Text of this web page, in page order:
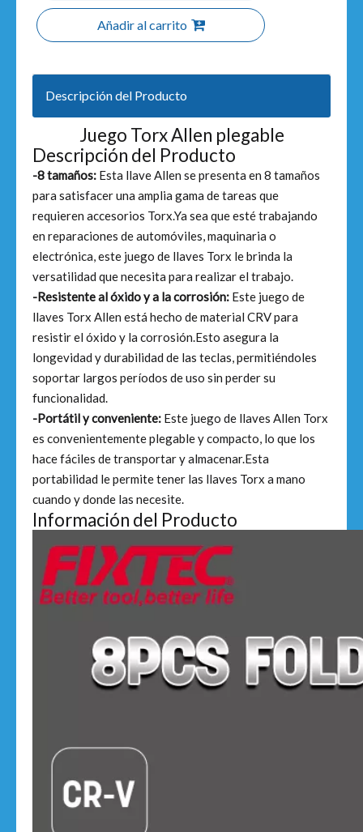
Añadir al carrito
Descripción del Producto
Juego Torx Allen plegable
Descripción del Producto
-8 tamaños: Esta llave Allen se presenta en 8 tamaños
para satisfacer una amplia gama de tareas que
requieren accesorios Torx.Ya sea que esté trabajando
en reparaciones de automóviles, maquinaria o
electrónica, este juego de llaves Torx le brinda la
versatilidad que necesita para realizar el trabajo.
-Resistente al óxido y a la corrosión: Este juego de
llaves Torx Allen está hecho de material CRV para
resistir el óxido y la corrosión.Esto asegura la
longevidad y durabilidad de las teclas, permitiéndoles
soportar largos períodos de uso sin perder su
funcionalidad.
-Portátil y conveniente: Este juego de llaves Allen Torx
es convenientemente plegable y compacto, lo que los
hace fáciles de transportar y almacenar.Esta
portabilidad le permite tener las llaves Torx a mano
cuando y donde las necesite.
Información del Producto